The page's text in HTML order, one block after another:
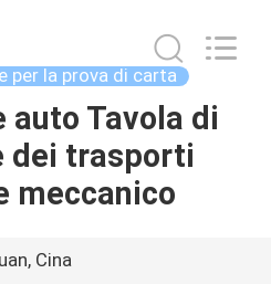
Co.,Ltd.
per la prova di carta
auto Tavola di
dei trasporti
meccanico
Cina